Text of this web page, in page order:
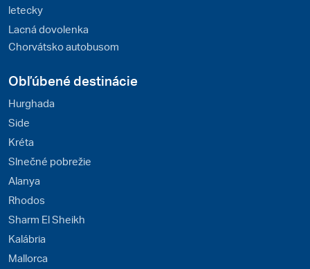
letecky
Lacná dovolenka
Chorvátsko autobusom
Obľúbené destinácie
Hurghada
Side
Kréta
Slnečné pobrežie
Alanya
Rhodos
Sharm El Sheikh
Kalábria
Mallorca